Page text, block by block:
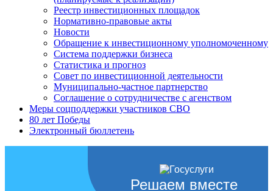
Реестр инвестиционных площадок
Нормативно-правовые акты
Новости
Обращение к инвестиционному уполномоченному
Система поддержки бизнеса
Статистика и прогноз
Совет по инвестиционной деятельности
Муниципально-частное партнерство
Соглашение о сотрудничестве с агенством
Меры соцподдержки участников СВО
80 лет Победы
Электронный бюллетень
Решаем вместе